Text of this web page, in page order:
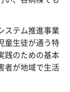
ステム推進事業
童生徒が通う特
践のための基本
者が地域で生活